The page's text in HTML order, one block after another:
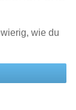
wie du